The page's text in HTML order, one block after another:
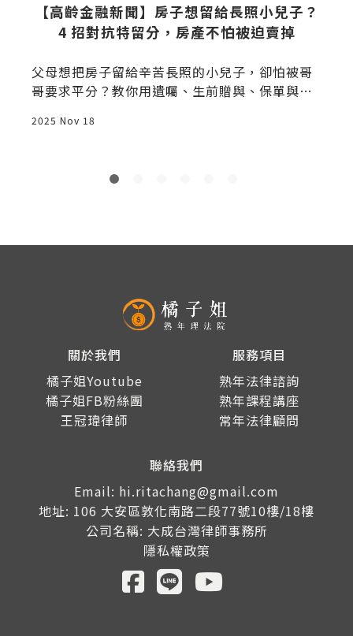
【高齡金融新聞】房子想留給長照小兒子？
4 招對抗特留分，房產不怕被迫賣掉
父母想把房子留給辛苦長照的小兒子，卻怕被哥
哥要求平分？教你用遺囑、生前贈與、保單與稅
2025 Nov 18
關於我們
橘子姐Youtube
橘子姐FB粉絲團
王冠瑋律師
服務項目
熟年法律諮詢
熟年課程講座
常年法律顧問
聯絡我們
Email: hi.ritachang@gmail.com
地址: 106 大安區敦化南路二段77號10樓/18樓
公司名稱: 大成台灣律師事務所
隱私權政策